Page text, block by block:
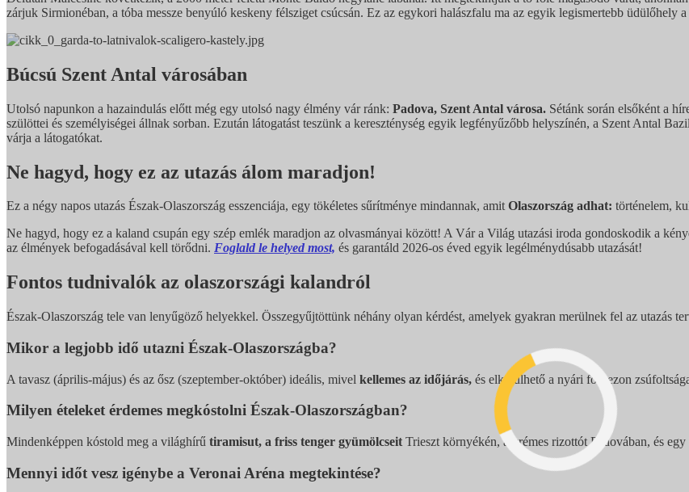
zárjuk Sirmionéban, a tóba messze benyúló keskeny félsziget csúcsán. Ez az egykori halászfalu ma az egyik legismertebb üdülőhely
Búcsú Szent Antal városában
Utolsó napunkon a hazaindulás előtt még egy utolsó nagy élmény vár ránk: Padova, Szent Antal városa. Sétánk során elsőként a
szülöttei és személyiségei állnak sorban. Ezután látogatást teszünk a kereszténység egyik legfényűzőbb helyszínén, a Szent Antal
várja a látogatókat.
Ne hagyd, hogy ez az utazás álom maradjon!
Ez a négy napos utazás Észak-Olaszország esszenciája, egy tökéletes sűrítménye mindannak, amitOlaszország adhat: történelem,
Ne hagyd, hogy ez a kaland csupán egy szép emlék maradjon az olvasmányai között! A Vár a Világ utazási iroda gondoskodik a
az élmények befogadásával kell törődni. Foglald le helyed most, és garantáld 2026-os éved egyik legélménydúsabb utazását!
Fontos tudnivalók az olaszországi kalandról
Észak-Olaszország tele van lenyűgöző helyekkel. Összegyűjtöttünk néhány olyan kérdést, amelyek gyakran merülnek fel az utazás
Mikor a legjobb idő utazni Észak-Olaszországba?
A tavasz (április-május) és az ősz (szeptember-október) ideális, mivel kellemes az időjárás, és elkerülhető a nyári főszezon
Milyen ételeket érdemes megkóstolni Észak-Olaszországban?
Mindenképpen kóstold meg a világhírű tiramisut, a friss tenger gyümölcseit Trieszt környékén, a krémes rizottót Padovában, és
Mennyi időt vesz igénybe a Veronai Aréna megtekintése?